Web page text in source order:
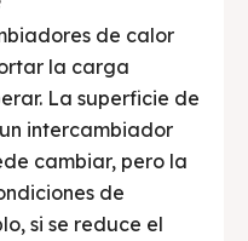
de calor
la carga
La superficie de
intercambiador
cambiar, pero la
de
si se reduce el